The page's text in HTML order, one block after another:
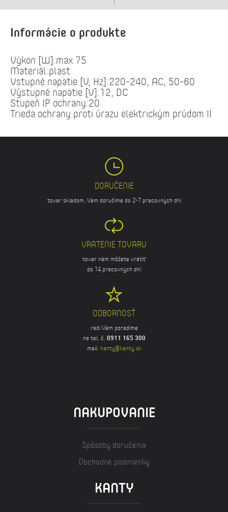
Informácie o produkte
Výkon [W]:max 75
Materiál:plast
Vstupné napätie [V, Hz]:220-240, AC, 50-60
Výstupné napätie [V]:12, DC
Stupeň IP ochrany:20
Trieda ochrany proti úrazu elektrickým prúdom:II
DORUČENIE
tovar skladom, Vám doručíme do 2-7 pracovných dní
VRATENIE TOVARU
tovar nám môžete vrátiť
do 14 pracovných dní
ODBORNOSŤ
radi Vám poradíme
na tel. č. 0911 165 300
mail: kanty@kanty.sk
NAKUPOVANIE
Spôsoby doručenia
Obchodné podmienky
KANTY